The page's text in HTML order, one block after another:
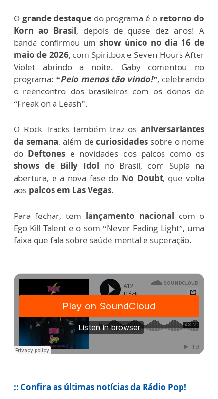
O grande destaque do programa é o retorno do
Korn ao Brasil, depois de quase dez anos! A
banda confirmou um show único no dia 16 de
maio de 2026, com Spiritbox e Seven Hours After
Violet abrindo a noite. Gaby comentou no
programa: “Pelo menos tão vindo!”, celebrando
o reencontro dos brasileiros com os donos de
“Freak on a Leash”.
O Rock Tracks também traz os aniversariantes
da semana, além decuriosidades sobre o nome
do Deftones e novidades dos palcos como os
shows de Billy Idol no Brasil, com Supla na
abertura, e a nova fase do No Doubt, que volta
aos palcos em Las Vegas.
Para fechar, tem lançamento nacional com o
Ego Kill Talent e o som “Never Fading Light”, uma
faixa que fala sobre saúde mental e superação.
:: Confira as últimas notícias da Rádio Pop!